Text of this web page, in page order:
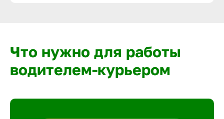
Что нужно для работы
водителем-курьером